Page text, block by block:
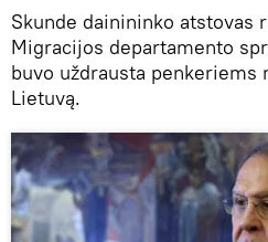
Skunde dainininko atstovas
Migracijos departamento
buvo uždrausta penkeriems
Lietuvą.